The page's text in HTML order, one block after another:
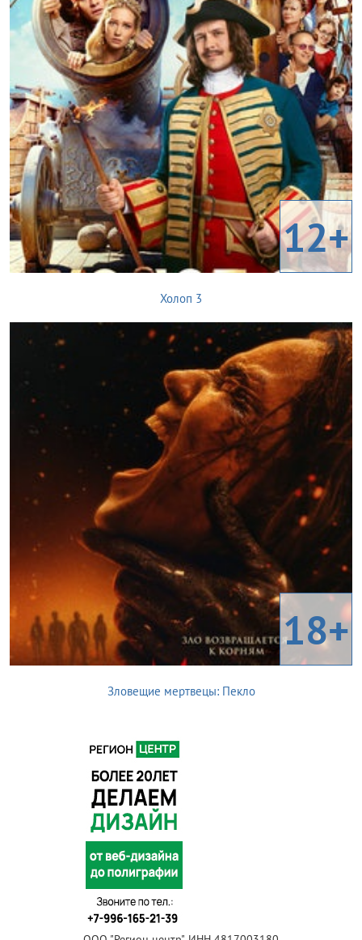
12+
Холоп 3
18+
Зловещие мертвецы: Пекло